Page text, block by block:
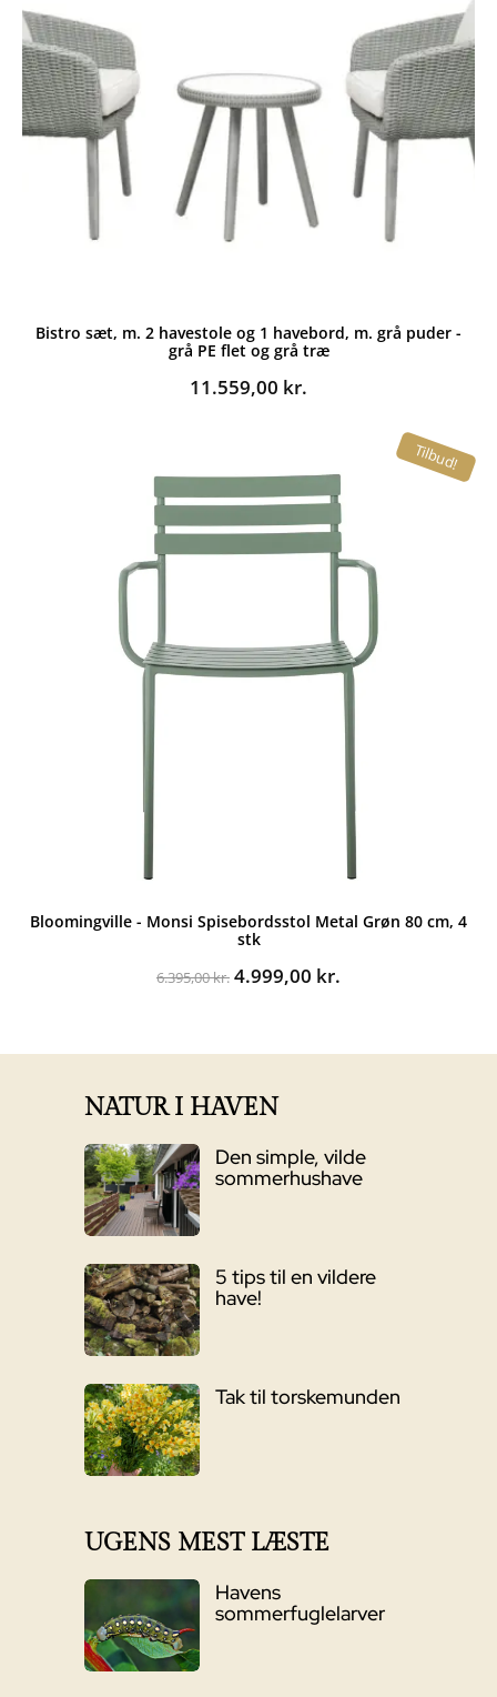
Bistro sæt, m. 2 havestole og 1 havebord, m. grå puder -
grå PE flet og grå træ
11.559,00 kr.
Tilbud!
Bloomingville - Monsi Spisebordsstol Metal Grøn 80 cm, 4
stk
6.395,00kr. Den
4.999,00 kr.
NATUR I HAVEN
Den simple, vilde
sommerhushave
5 tips til en vildere
have!
Tak til torskemunden
UGENS MEST LÆSTE
Havens
sommerfuglelarver